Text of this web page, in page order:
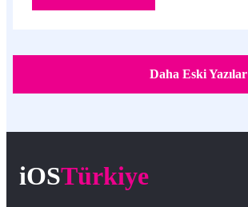
Daha Eski Yazılar
iOSTürkiye